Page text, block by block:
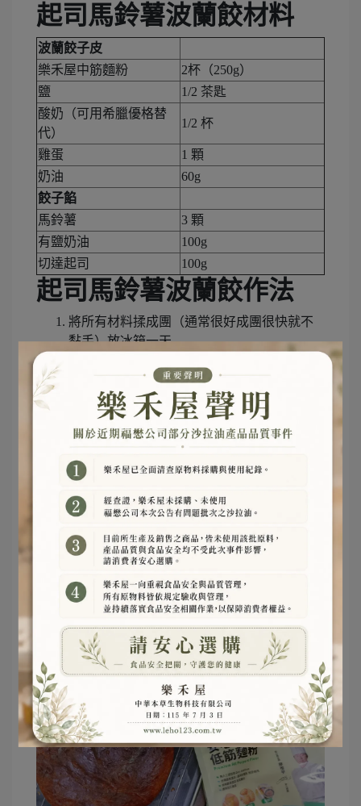
起司馬鈴薯波蘭餃材料
波蘭餃子皮
樂禾屋中筋麵粉
2杯（250g）
鹽
1/2 茶匙
酸奶（可用希臘優格替
代）
1/2 杯
雞蛋
1 顆
奶油
60g
餃子餡
馬鈴薯
3 顆
有鹽奶油
100g
切達起司
100g
起司馬鈴薯波蘭餃作法
將所有材料揉成團（通常很好成團很快就不
黏手）放冰箱一天
包成餃子！建議麵團可以多分幾份，還沒用
到的先冰冰箱比較好操作